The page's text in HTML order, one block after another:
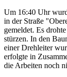
Um 16:40 Uhr
in der Straße
gemeldet. Es
stürzen. In den
einer Drehleiter
erfolgte in
die Arbeiten noch